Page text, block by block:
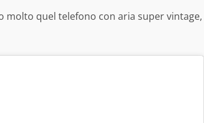
molto quel telefono con aria super vintage,